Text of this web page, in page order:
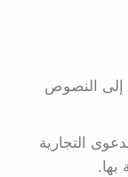
إلى النصوص
التجارية
بها.